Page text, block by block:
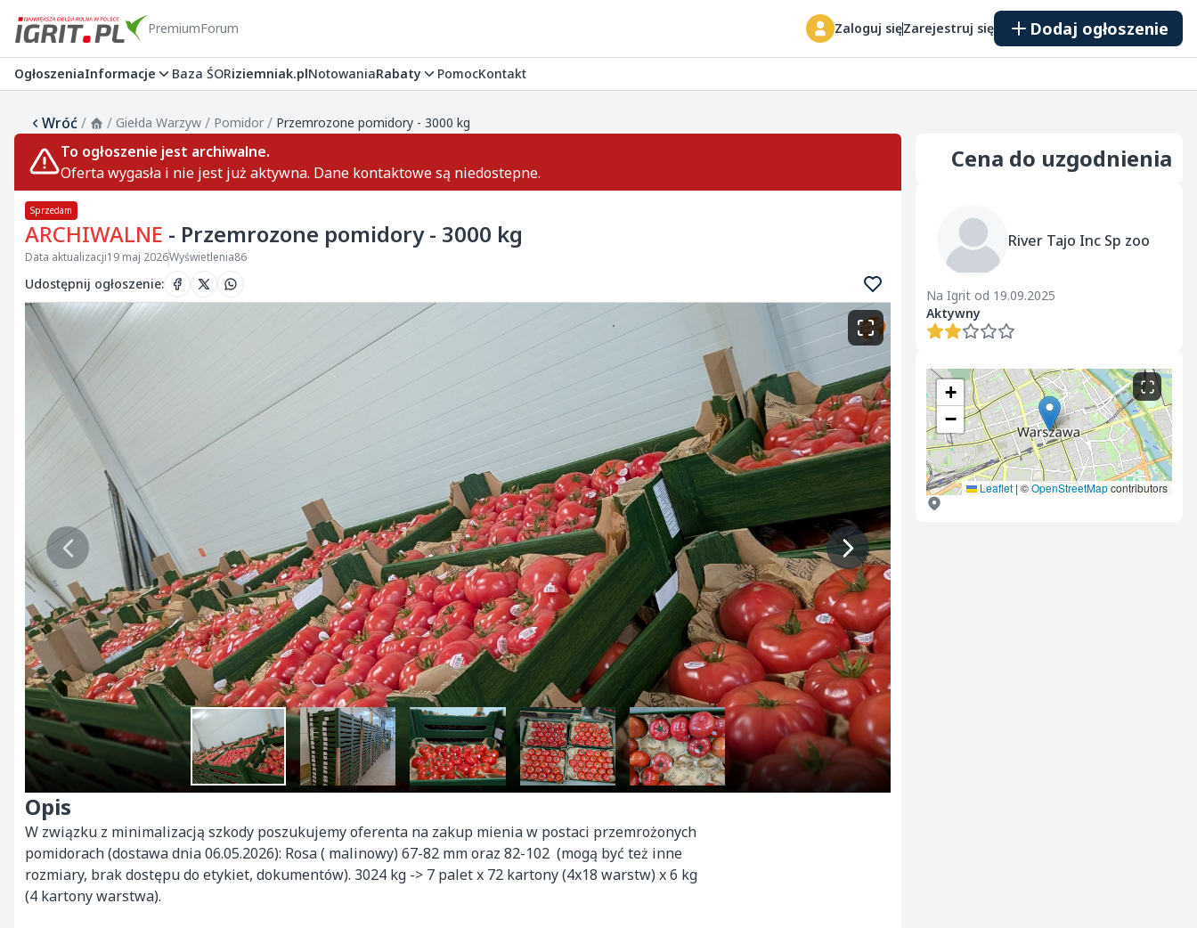
PremiumForum Zaloguj sięZarejestruj się Dodaj ogłoszenie
OgłoszeniaInformacje Baza ŚORiziemniak.plNotowaniaRabaty PomocKontakt
Wróć/ / Giełda Warzyw / Pomidor / Przemrozone pomidory - 3000 kg
To ogłoszenie jest archiwalne.
Oferta wygasła i nie jest już aktywna. Dane kontaktowe są niedostepne.
Sprzedam
ARCHIWALNE - Przemrozone pomidory - 3000 kg
Data aktualizacji19 maj 2026Wyświetlenia86
Udostępnij ogłoszenie:
Opis
W związku z minimalizacją szkody poszukujemy oferenta na zakup mienia w postaci przemrożonych
pomidorach (dostawa dnia 06.05.2026): Rosa ( malinowy) 67-82 mm oraz 82-102  (mogą być też inne
rozmiary, brak dostępu do etykiet, dokumentów). 3024 kg -> 7 palet x 72 kartony (4x18 warstw) x 6 kg
(4 kartony warstwa).
Cena do uzgodnienia
River Tajo Inc Sp zoo
Na Igrit od 19.09.2025
Aktywny
+
−
Leaflet|©OpenStreetMapcontributors